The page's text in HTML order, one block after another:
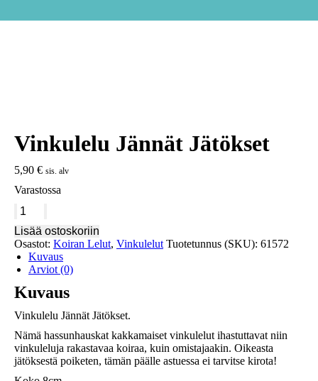
Vinkulelu Jännät Jätökset
5,90 € sis. alv
Varastossa
Vinkulelu
Jätökset
määrä
Lisää ostoskoriin
Osastot: Koiran Lelut, Vinkulelut Tuotetunnus (SKU): 61572
Kuvaus
Arviot (0)
Kuvaus
Vinkulelu Jännät Jätökset.
Nämä hassunhauskat kakkamaiset vinkulelut ihastuttavat niin
vinkuleluja rakastavaa koiraa, kuin omistajaakin. Oikeasta
jätöksestä poiketen, tämän päälle astuessa ei tarvitse kirota!